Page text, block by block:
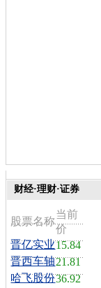
财经·理财·证券
股票名称
当前
价
晋亿实业15.84
晋西车轴21.81
哈飞股份36.92